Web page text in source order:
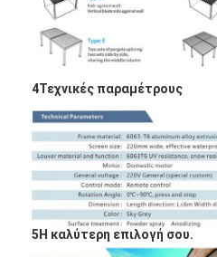
4Τεχνικές παραμέτρους
5Η καλύτερη επιλογή σου.